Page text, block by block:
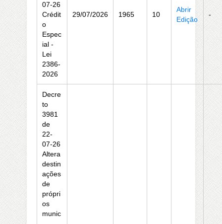
07-26
Crédit
o
Espec
ial -
Lei
2386-
2026
29/07/2026 1965 10
Abrir
Edição
-
Decre
to
3981
de
22-
07-26
Altera
destin
ações
de
própri
os
munic